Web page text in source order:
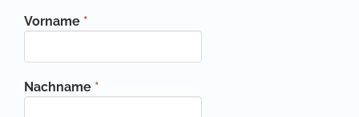
Vorname *
Nachname *